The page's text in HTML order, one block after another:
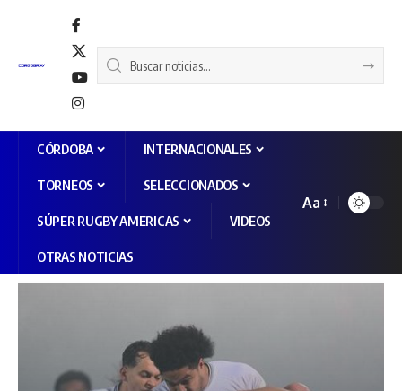
CÓRDOBA INTERNACIONALES
TORNEOS SELECCIONADOS
SÚPER RUGBY AMERICAS VIDEOS
OTRAS NOTICIAS
Aa